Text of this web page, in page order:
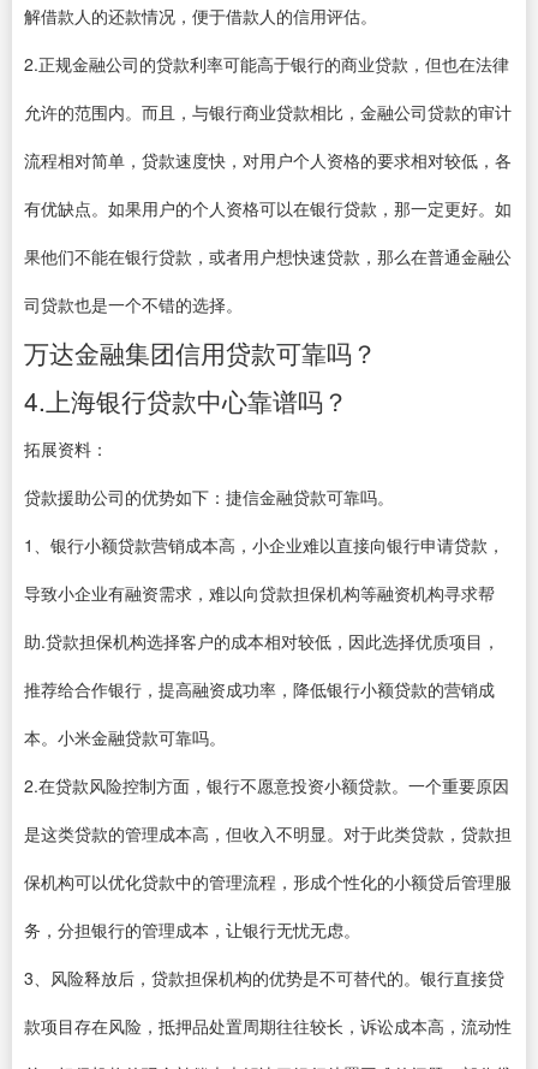
解借款人的还款情况，便于借款人的信用评估。
2.正规金融公司的贷款利率可能高于银行的商业贷款，但也在法律
允许的范围内。而且，与银行商业贷款相比，金融公司贷款的审计
流程相对简单，贷款速度快，对用户个人资格的要求相对较低，各
有优缺点。如果用户的个人资格可以在银行贷款，那一定更好。如
果他们不能在银行贷款，或者用户想快速贷款，那么在普通金融公
司贷款也是一个不错的选择。
万达金融集团信用贷款可靠吗？
4.上海银行贷款中心靠谱吗？
拓展资料：
贷款援助公司的优势如下：捷信金融贷款可靠吗。
1、银行小额贷款营销成本高，小企业难以直接向银行申请贷款，
导致小企业有融资需求，难以向贷款担保机构等融资机构寻求帮
助.贷款担保机构选择客户的成本相对较低，因此选择优质项目，
推荐给合作银行，提高融资成功率，降低银行小额贷款的营销成
本。小米金融贷款可靠吗。
2.在贷款风险控制方面，银行不愿意投资小额贷款。一个重要原因
是这类贷款的管理成本高，但收入不明显。对于此类贷款，贷款担
保机构可以优化贷款中的管理流程，形成个性化的小额贷后管理服
务，分担银行的管理成本，让银行无忧无虑。
3、风险释放后，贷款担保机构的优势是不可替代的。银行直接贷
款项目存在风险，抵押品处置周期往往较长，诉讼成本高，流动性